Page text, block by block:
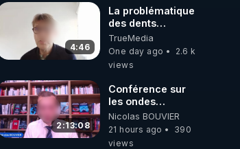
4:46
La problématique
des dents
dévitalisées et
des implants
TrueMedia
One day ago
2.6 k
views
2:13:08
Conférence sur
les ondes
électromagnétiques
par Grégoire
Caustru et Bart de
Nicolas BOUVIER
21 hours ago
390
views